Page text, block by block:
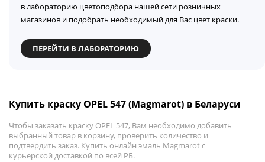
в лабораторию цветоподбора нашей сети розничных
магазинов и подобрать необходимый для Вас цвет краски.
ПЕРЕЙТИ В ЛАБОРАТОРИЮ
Купить краску OPEL 547 (Magmarot) в Беларуси
Чтобы заказать краску OPEL 547, Вам необходимо добавить
выбранный товар в корзину, проверить количество и
подтвердить заказ. Купить онлайн эмаль Magmarot с
курьерской доставкой по всей РБ.